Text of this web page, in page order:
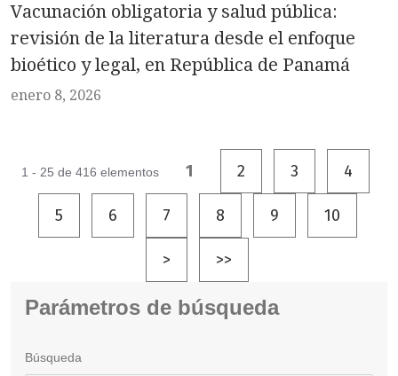
Vacunación obligatoria y salud pública:
revisión de la literatura desde el enfoque
bioético y legal, en República de Panamá
enero 8, 2026
1 - 25 de 416 elementos 1 2 3 4
5 6 7 8 9 10
> >>
Parámetros de búsqueda
Búsqueda